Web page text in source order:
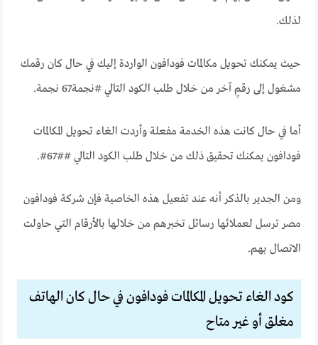
لذلك.
حيث يمكنك تحويل مكالمات فودافون الواردة إليك في حال كان رقمك
مشغول إلى رقمٍ آخر من خلال طلب الكود التالي #نجمة67 نجمة.
أما في حال كانت هذه الخدمة مفعلة وأردت الغاء تحويل المكالمات
فودافون يمكنك تحقيق ذلك من خلال طلب الكود التالي ##67#.
ومن الجدير بالذكر أنه عند تفعيل هذه الخاصية فإن شركة فودافون
مصر ترسل لعملائها رسائل تخبرهم من خلالها بالأرقام التي حاولت
الاتصال بهم.
كود الغاء تحويل المكالمات فودافون في حال كان الهاتف
مغلق أو غير متاح